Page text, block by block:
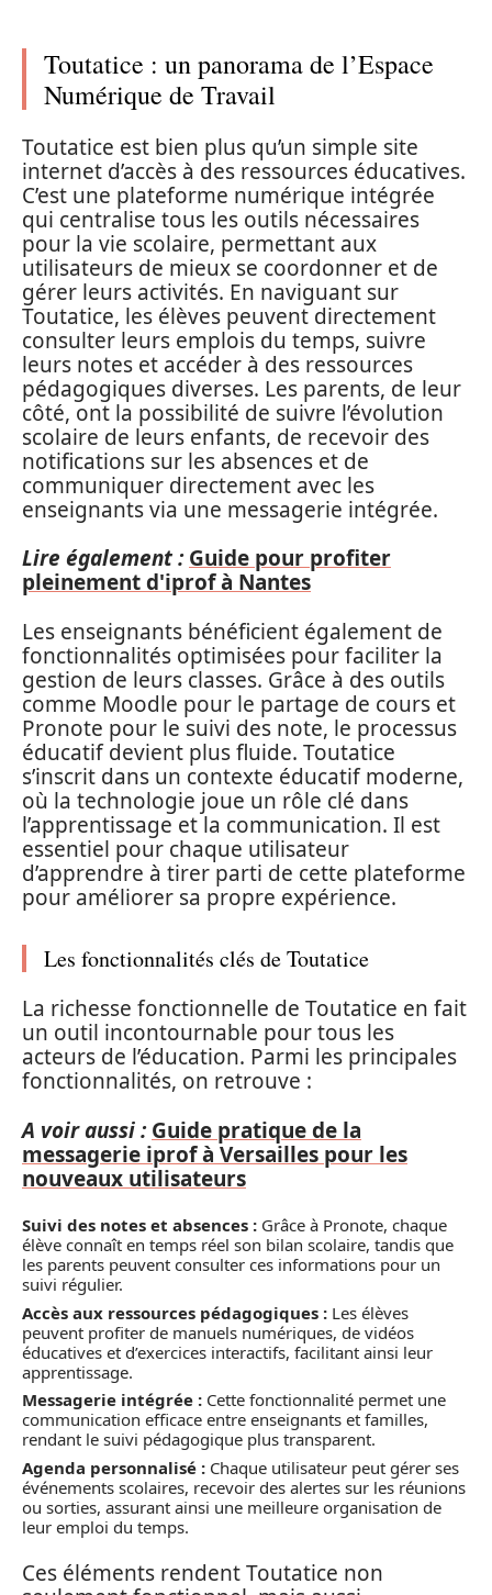
Toutatice : un panorama de l’Espace
Numérique de Travail
Toutatice est bien plus qu’un simple site
internet d’accès à des ressources éducatives.
C’est une plateforme numérique intégrée
qui centralise tous les outils nécessaires
pour la vie scolaire, permettant aux
utilisateurs de mieux se coordonner et de
gérer leurs activités. En naviguant sur
Toutatice, les élèves peuvent directement
consulter leurs emplois du temps, suivre
leurs notes et accéder à des ressources
pédagogiques diverses. Les parents, de leur
côté, ont la possibilité de suivre l’évolution
scolaire de leurs enfants, de recevoir des
notifications sur les absences et de
communiquer directement avec les
enseignants via une messagerie intégrée.
Lire également : Guide pour profiter
pleinement d'iprof à Nantes
Les enseignants bénéficient également de
fonctionnalités optimisées pour faciliter la
gestion de leurs classes. Grâce à des outils
comme Moodle pour le partage de cours et
Pronote pour le suivi des note, le processus
éducatif devient plus fluide. Toutatice
s’inscrit dans un contexte éducatif moderne,
où la technologie joue un rôle clé dans
l’apprentissage et la communication. Il est
essentiel pour chaque utilisateur
d’apprendre à tirer parti de cette plateforme
pour améliorer sa propre expérience.
Les fonctionnalités clés de Toutatice
La richesse fonctionnelle de Toutatice en fait
un outil incontournable pour tous les
acteurs de l’éducation. Parmi les principales
fonctionnalités, on retrouve :
A voir aussi : Guide pratique de la
messagerie iprof à Versailles pour les
nouveaux utilisateurs
Suivi des notes et absences : Grâce à Pronote, chaque
élève connaît en temps réel son bilan scolaire, tandis que
les parents peuvent consulter ces informations pour un
suivi régulier.
Accès aux ressources pédagogiques : Les élèves
peuvent profiter de manuels numériques, de vidéos
éducatives et d’exercices interactifs, facilitant ainsi leur
apprentissage.
Messagerie intégrée : Cette fonctionnalité permet une
communication efficace entre enseignants et familles,
rendant le suivi pédagogique plus transparent.
Agenda personnalisé : Chaque utilisateur peut gérer ses
événements scolaires, recevoir des alertes sur les réunions
ou sorties, assurant ainsi une meilleure organisation de
leur emploi du temps.
Ces éléments rendent Toutatice non